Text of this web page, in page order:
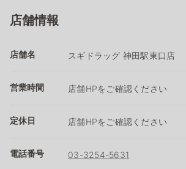
店舗情報
店舗名 スギドラッグ 神田駅東口店
営業時間 店舗HPをご確認ください
定休日 店舗HPをご確認ください
電話番号 03-3254-5631